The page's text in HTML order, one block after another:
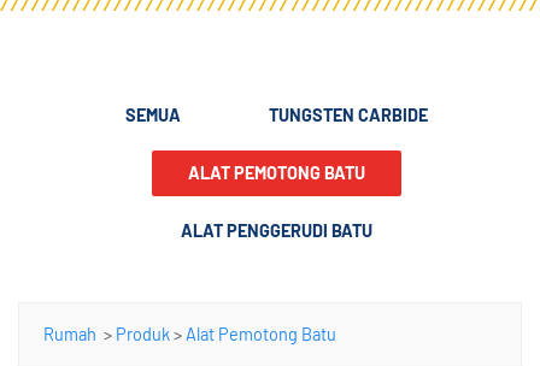
SEMUA TUNGSTEN CARBIDE
ALAT PEMOTONG BATU
ALAT PENGGERUDI BATU
Rumah > Produk> Alat Pemotong Batu